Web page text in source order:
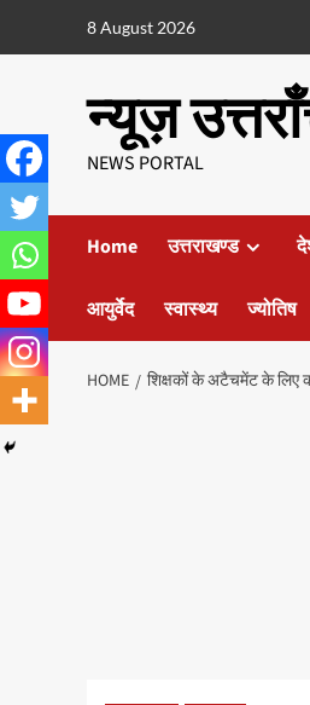
8 August 2026
न्यूज़
NEWS PORTAL
Home उत्तराखण्ड
आयुर्वेद स्वास्थ्य ज्योतिष
HOME शिक्षकों के अटैचमेंट के लिए